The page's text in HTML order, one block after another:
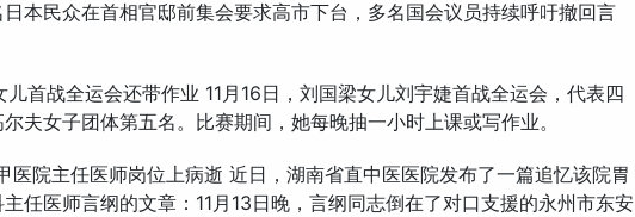
日本民众在首相官邸前集会要求高市下台，多名国会议员持续呼吁撤回言
儿首战全运会还带作业 11月16日，刘国梁女儿刘宇婕首战全运会，代表四
夫女子团体第五名。比赛期间，她每晚抽一小时上课或写作业。
医院主任医师岗位上病逝 近日，湖南省直中医医院发布了一篇追忆该院胃
任医师言纲的文章：11月13日晚，言纲同志倒在了对口支援的永州市东安